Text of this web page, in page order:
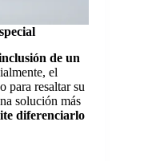
de un
el
para resaltar su
solución más
diferenciarlo